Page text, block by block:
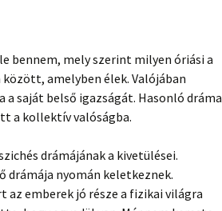
bennem, mely szerint milyen óriási a
amelyben élek. Valójában
a saját belső igazságát. Hasonló dráma
a kollektív valóságba.
drámájának a kivetülései.
drámája nyomán keletkeznek.
az emberek jó része a fizikai világra